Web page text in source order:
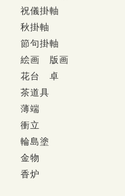
祝儀掛軸
秋掛軸
節句掛軸
絵画 版画
花台 卓
茶道具
薄端
衝立
輪島塗
金物
香炉